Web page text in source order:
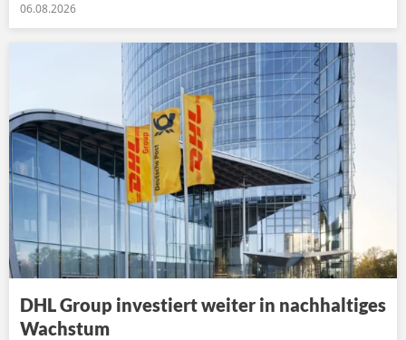
06.08.2026
DHL Group investiert weiter in nachhaltiges
Wachstum